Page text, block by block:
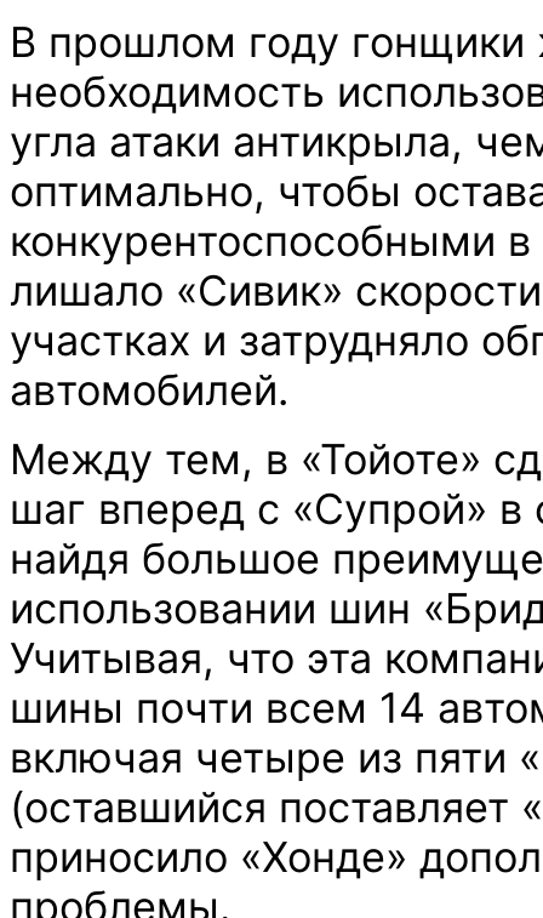
В прошлом году гонщики
необходимость
угла атаки антикрыла,
оптимально, чтобы
конкурентоспособными в
лишало «Сивик»
участках и затрудняло
автомобилей.
Между тем, в «Тойоте»
шаг вперед с «Супрой» в
найдя большое
использовании шин
Учитывая, что эта
шины почти всем 14
включая четыре из пяти
(оставшийся поставляет
приносило «Хонде»
проблемы.